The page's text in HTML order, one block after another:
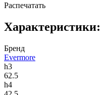
Распечатать
Характеристики:
Бренд
Evermore
h3
62.5
h4